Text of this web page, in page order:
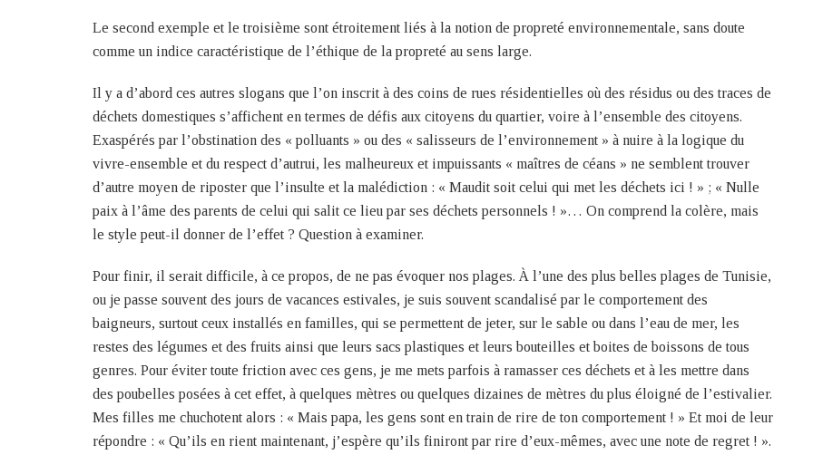
Le second exemple et le troisième sont étroitement liés à la notion de propreté environnementale, sans doute
comme un indice caractéristique de l’éthique de la propreté au sens large.
Il y a d’abord ces autres slogans que l’on inscrit à des coins de rues résidentielles où des résidus ou des traces de
déchets domestiques s’affichent en termes de défis aux citoyens du quartier, voire à l’ensemble des citoyens.
Exaspérés par l’obstination des « polluants » ou des « salisseurs de l’environnement » à nuire à la logique du
vivre-ensemble et du respect d’autrui, les malheureux et impuissants « maîtres de céans » ne semblent trouver
d’autre moyen de riposter que l’insulte et la malédiction : « Maudit soit celui qui met les déchets ici ! » ; « Nulle
paix à l’âme des parents de celui qui salit ce lieu par ses déchets personnels ! »… On comprend la colère, mais
le style peut-il donner de l’effet ? Question à examiner.
Pour finir, il serait difficile, à ce propos, de ne pas évoquer nos plages. À l’une des plus belles plages de Tunisie,
ou je passe souvent des jours de vacances estivales, je suis souvent scandalisé par le comportement des
baigneurs, surtout ceux installés en familles, qui se permettent de jeter, sur le sable ou dans l’eau de mer, les
restes des légumes et des fruits ainsi que leurs sacs plastiques et leurs bouteilles et boites de boissons de tous
genres. Pour éviter toute friction avec ces gens, je me mets parfois à ramasser ces déchets et à les mettre dans
des poubelles posées à cet effet, à quelques mètres ou quelques dizaines de mètres du plus éloigné de l’estivalier.
Mes filles me chuchotent alors : « Mais papa, les gens sont en train de rire de ton comportement ! » Et moi de leur
répondre : « Qu’ils en rient maintenant, j’espère qu’ils finiront par rire d’eux-mêmes, avec une note de regret ! ».